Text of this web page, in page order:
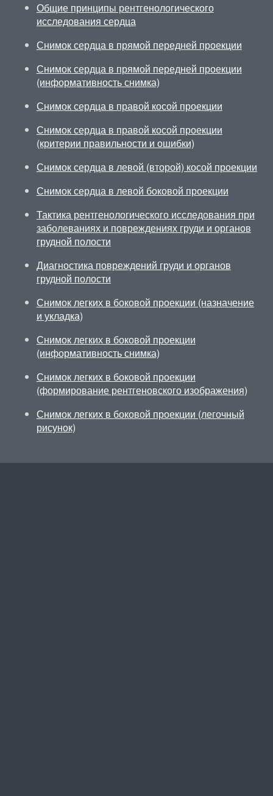
Общие принципы рентгенологического
исследования сердца
Снимок сердца в прямой передней проекции
Снимок сердца в прямой передней проекции
(информативность снимка)
Снимок сердца в правой косой проекции
Снимок сердца в правой косой проекции
(критерии правильности и ошибки)
Снимок сердца в левой (второй) косой проекции
Снимок сердца в левой боковой проекции
Тактика рентгенологического исследования при
заболеваниях и повреждениях груди и органов
грудной полости
Диагностика повреждений груди и органов
грудной полости
Снимок легких в боковой проекции (назначение
и укладка)
Снимок легких в боковой проекции
(информативность снимка)
Снимок легких в боковой проекции
(формирование рентгеновского изображения)
Снимок легких в боковой проекции (легочный
рисунок)